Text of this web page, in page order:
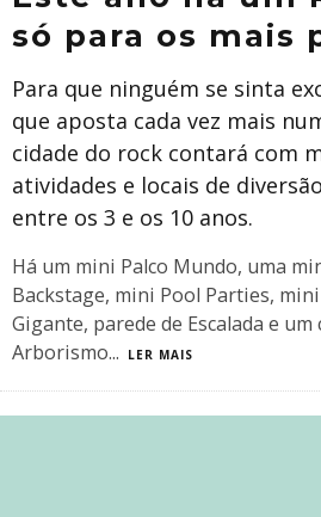
só para os mais
Para que ninguém se sinta
que aposta cada vez mais
cidade do rock contará com
atividades e locais de
entre os 3 e os 10 anos.
Há um mini Palco Mundo, uma
Backstage, mini Pool Parties,
Gigante, parede de Escalada e
Arborismo... LER MAIS